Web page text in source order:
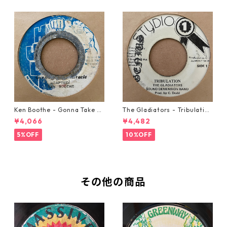
Ken Boothe - Gonna Take A
Miracle【7-21362】
¥4,066
5%OFF
The Gladiators - Tribulation
【7-21365】
¥4,482
10%OFF
その他の商品